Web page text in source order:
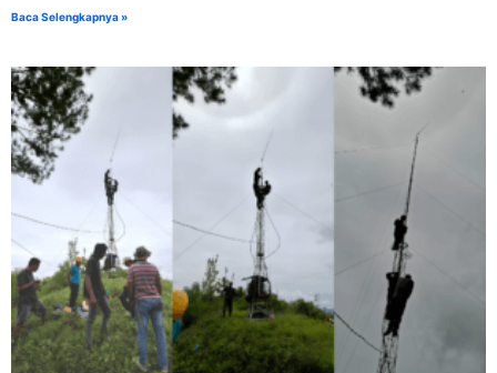
Baca Selengkapnya »